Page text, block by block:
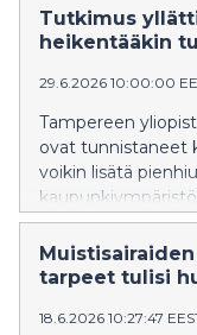
toiseksi suosituin
perusteella.
Tutkimus
heikentääkin
29.6.2026 10:00:00
Tampereen
ovat tunnistaneet
voikin lisätä
typpioksidi –
liikenteessä,
Ilmakehätieteessä
tarpeet tulisi
18.6.2026 10:27:47